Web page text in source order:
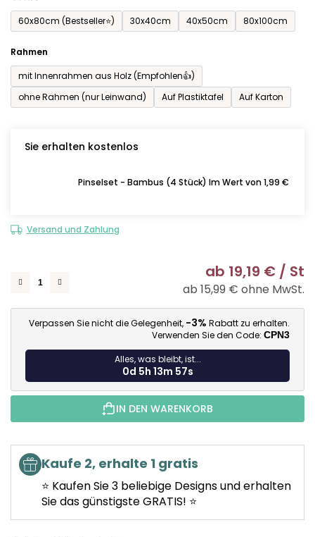
60x80cm (Bestseller⭐)
30x40cm 40x50cm 80x100cm
Rahmen
mit Innenrahmen aus Holz (Empfohlen👍)
ohne Rahmen (nur Leinwand)
Auf Plastiktafel Auf Karton
Sie erhalten kostenlos
Pinselset - Bambus (4 Stück) Im Wert von 1,99 €
Versand und Zahlung
ab 19,19 € / St
ab 15,99 € ohne MwSt.
Verpassen Sie nicht die Gelegenheit, -3% Rabatt zu erhalten.
Verwenden Sie den Code: CPN3
Alles, was bleibt, ist...
0d 5h 13m 56s
IN DEN WARENKORB
Kaufe 2, erhalte 1 gratis
⭐ Kaufen Sie 3 beliebige Designs und erhalten
Sie das günstigste GRATIS! ⭐